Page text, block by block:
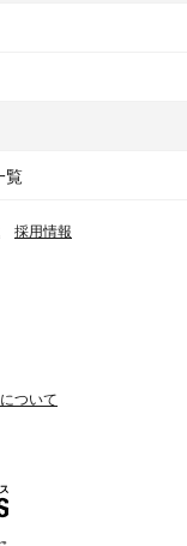
覧
採用情報
ついて